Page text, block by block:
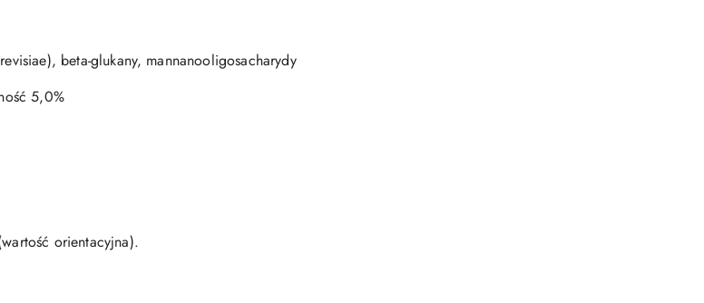
beta-glukany, mannanooligosacharydy
5,0%
orientacyjna).